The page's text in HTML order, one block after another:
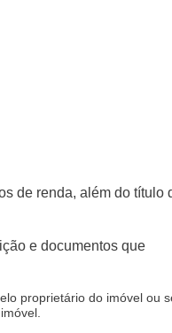
de renda, além do título
e documentos que
proprietário do imóvel ou